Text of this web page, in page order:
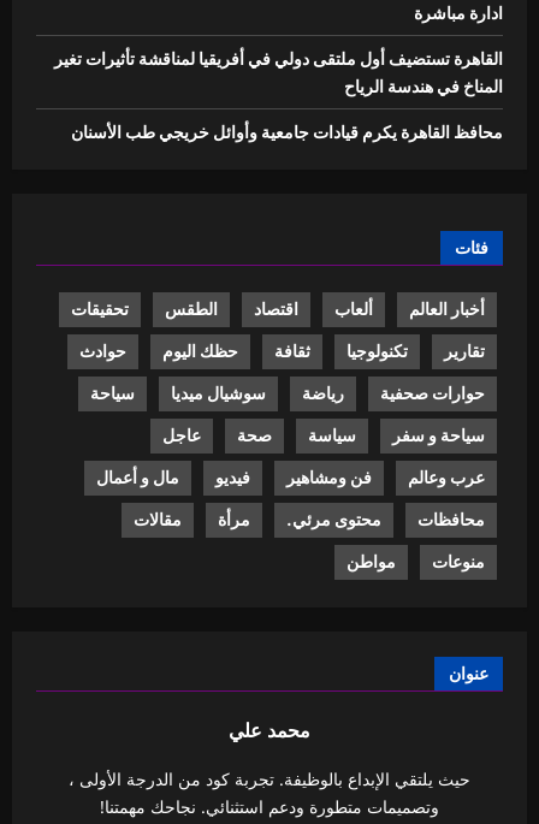
ادارة مباشرة
القاهرة تستضيف أول ملتقى دولي في أفريقيا لمناقشة تأثيرات تغير
المناخ في هندسة الرياح
محافظ القاهرة يكرم قيادات جامعية وأوائل خريجي طب الأسنان
فئات
أخبار العالم ألعاب اقتصاد الطقس تحقيقات
تقارير تكنولوجيا ثقافة حظك اليوم حوادث
حوارات صحفية رياضة سوشيال ميديا سياحة
سياحة و سفر سياسة صحة عاجل
عرب وعالم فن ومشاهير فيديو مال و أعمال
محافظات محتوى مرئي. مرأة مقالات
منوعات مواطن
عنوان
محمد علي
حيث يلتقي الإبداع بالوظيفة. تجربة كود من الدرجة الأولى ،
وتصميمات متطورة ودعم استثنائي. نجاحك مهمتنا!